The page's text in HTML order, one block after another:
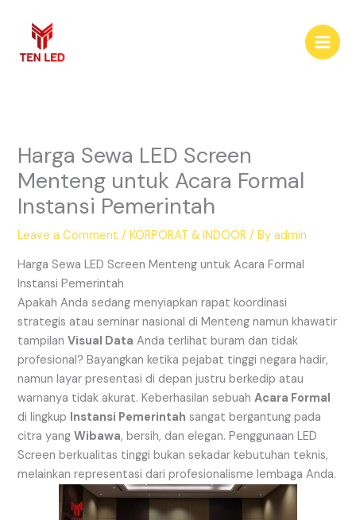
content
Harga Sewa LED Screen
Menteng untuk Acara Formal
Instansi Pemerintah
Leave a Comment /KORPORAT & INDOOR / Byadmin
Harga Sewa LED Screen Menteng untuk Acara Formal
Instansi Pemerintah
Apakah Anda sedang menyiapkan rapat koordinasi
strategis atau seminar nasional di Menteng namun khawatir
tampilanVisual Data Anda terlihat buram dan tidak
profesional? Bayangkan ketika pejabat tinggi negara hadir,
namun layar presentasi di depan justru berkedip atau
warnanya tidak akurat. Keberhasilan sebuahAcara Formal
di lingkup Instansi Pemerintah sangat bergantung pada
citra yangWibawa, bersih, dan elegan. Penggunaan LED
Screen berkualitas tinggi bukan sekadar kebutuhan teknis,
melainkan representasi dari profesionalisme lembaga Anda.